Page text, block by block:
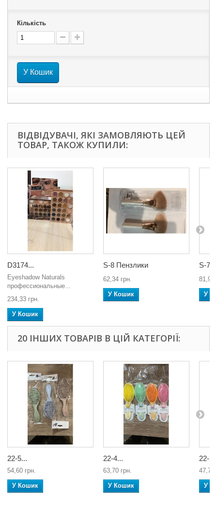
Кількість
У Кошик
ВІДВІДУВАЧІ, ЯКІ ЗАМОВЛЯЮТЬ ЦЕЙ
ТОВАР, ТАКОЖ КУПИЛИ:
D3174...
Eyeshadow Naturals
профессиональные...
234,33 грн.
У Кошик
S-8 Пензлики
62,34 грн.
У Кошик
S-7
81,90
У
20 ІНШИХ ТОВАРІВ В ЦІЙ КАТЕГОРІЇ:
22-5...
54,60 грн.
У Кошик
22-4...
63,70 грн.
У Кошик
22-
47,78
У